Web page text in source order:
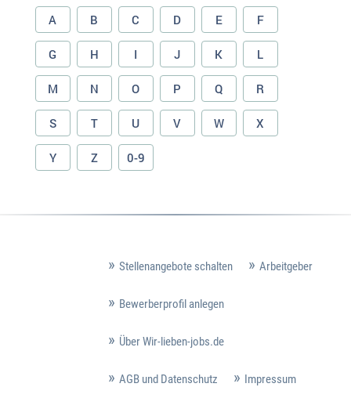
A B C D E F
G H I J K L
M N O P Q R
S T U V W X
Y Z 0-9
Stellenangebote schalten Arbeitgeber
Bewerberprofil anlegen
Über Wir-lieben-jobs.de
AGB und Datenschutz Impressum